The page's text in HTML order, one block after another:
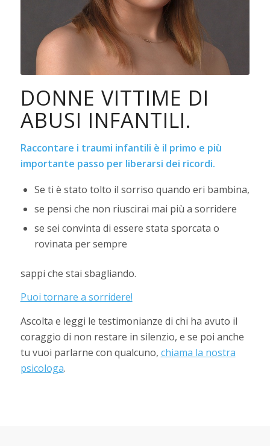
DONNE VITTIME DI
ABUSI INFANTILI.
Raccontare i traumi infantili è il primo e più
importante passo per liberarsi dei ricordi.
Se ti è stato tolto il sorriso quando eri bambina,
se pensi che non riuscirai mai più a sorridere
se sei convinta di essere stata sporcata o
rovinata per sempre
sappi che stai sbagliando.
Puoi tornare a sorridere!
Ascolta e leggi le testimonianze di chi ha avuto il
coraggio di non restare in silenzio, e se poi anche
tu vuoi parlarne con qualcuno, chiama la nostra
psicologa.